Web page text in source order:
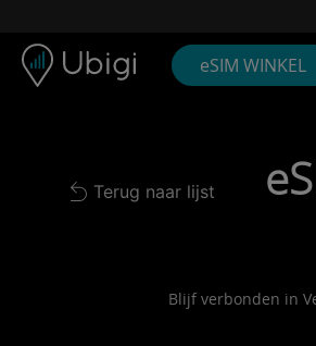
eSIM WINKEL
Back to list
Terug naar lijst
Blijf verbonden in